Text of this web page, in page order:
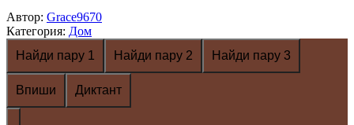
Автор: Grace9670
Категория: Дом
Найди пару 1
Найди пару 2 Найди пару 3
Впиши Диктант